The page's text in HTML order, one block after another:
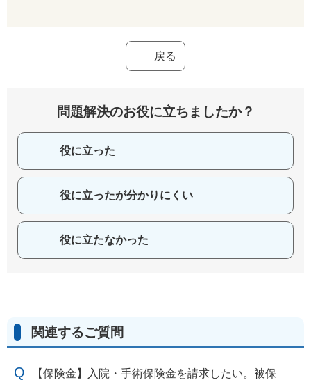
戻る
問題解決のお役に立ちましたか？
役に立った
役に立ったが分かりにくい
役に立たなかった
関連するご質問
【保険金】入院・手術保険金を請求したい。被保